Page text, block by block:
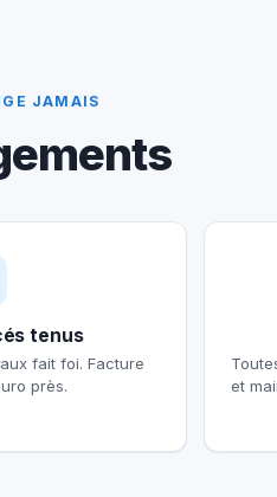
JAMAIS
tenus
fait foi. Facture
près.
et